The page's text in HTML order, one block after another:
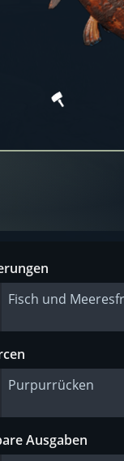
Fisch und
Purpurrücken
Ausgaben